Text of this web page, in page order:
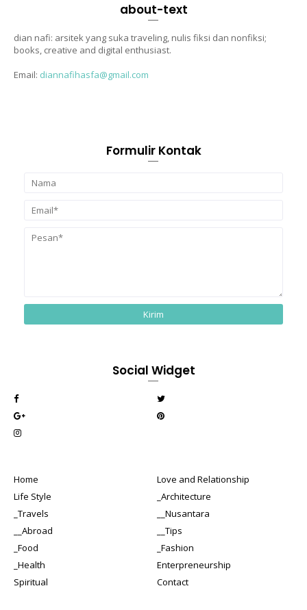
about-text
dian nafi: arsitek yang suka traveling, nulis fiksi dan nonfiksi;
books, creative and digital enthusiast.
Email: diannafihasfa@gmail.com
Formulir Kontak
Social Widget
Home
Love and Relationship
Life Style
_Architecture
_Travels
__Nusantara
__Abroad
__Tips
_Food
_Fashion
_Health
Enterpreneurship
Spiritual
Contact